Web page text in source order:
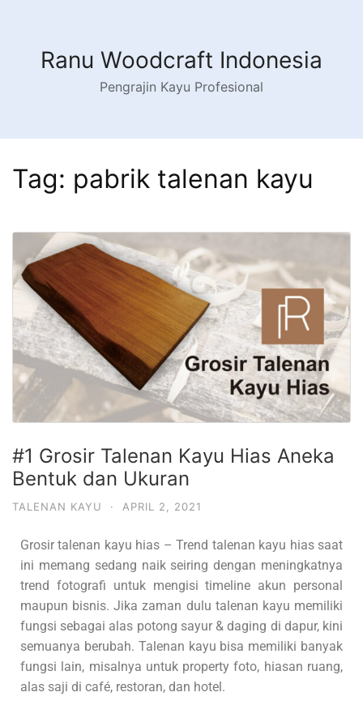
Ranu Woodcraft Indonesia
Pengrajin Kayu Profesional
Tag: pabrik talenan kayu
#1 Grosir Talenan Kayu Hias Aneka
Bentuk dan Ukuran
TALENAN KAYU · APRIL 2, 2021
Grosir talenan kayu hias – Trend talenan kayu hias saat
ini memang sedang naik seiring dengan meningkatnya
trend fotografi untuk mengisi timeline akun personal
maupun bisnis. Jika zaman dulu talenan kayu memiliki
fungsi sebagai alas potong sayur & daging di dapur, kini
semuanya berubah. Talenan kayu bisa memiliki banyak
fungsi lain, misalnya untuk property foto, hiasan ruang,
alas saji di café, restoran, dan hotel.